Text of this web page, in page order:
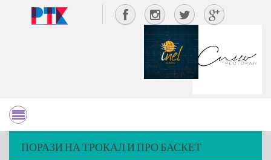
ПОРАЗИ НА ТРОКАЛ И ПРО БАСКЕТ